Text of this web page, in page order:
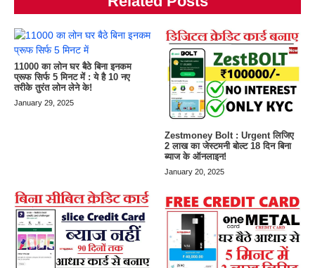
11000 का लोन घर बैठे बिना इनकम
प्रूफ सिर्फ 5 मिनट में : ये है 10 नए
तरीके तुरंत लोन लेने के!
January 29, 2025
Zestmoney Bolt : Urgent लिजिए
2 लाख का जेस्टमनी बोल्ट 18 दिन बिना
ब्याज के ऑनलाइन!
January 20, 2025